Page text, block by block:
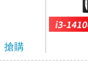
搶購